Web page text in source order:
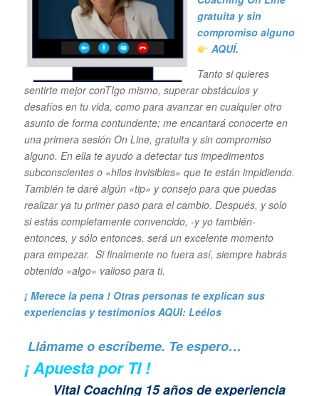
gratuita y sin
compromiso alguno
AQUÍ.
Tanto si quieres
sentirte mejor conTIgo mismo, superar obstáculos y
desafíos en tu vida, como para avanzar en cualquier otro
asunto de forma contundente; me encantará conocerte en
una primera sesión On Line, gratuita y sin compromiso
alguno. En ella te ayudo a detectar tus impedimentos
subconscientes o «hilos invisibles» que te están impidiendo.
También te daré algún «tip» y consejo para que puedas
realizar ya tu primer paso para el cambio. Después, y solo
si estás completamente convencido, -y yo también-
entonces, y sólo entonces, será un excelente momento
para empezar. Si finalmente no fuera así, siempre habrás
obtenido «algo» valioso para ti.
¡ Merece la pena ! Otras personas te explican sus
experiencias y testimonios AQUI: Leélos
Llámame o escríbeme. Te espero…
¡ Apuesta por TI !
Vital Coaching 15 años de experiencia